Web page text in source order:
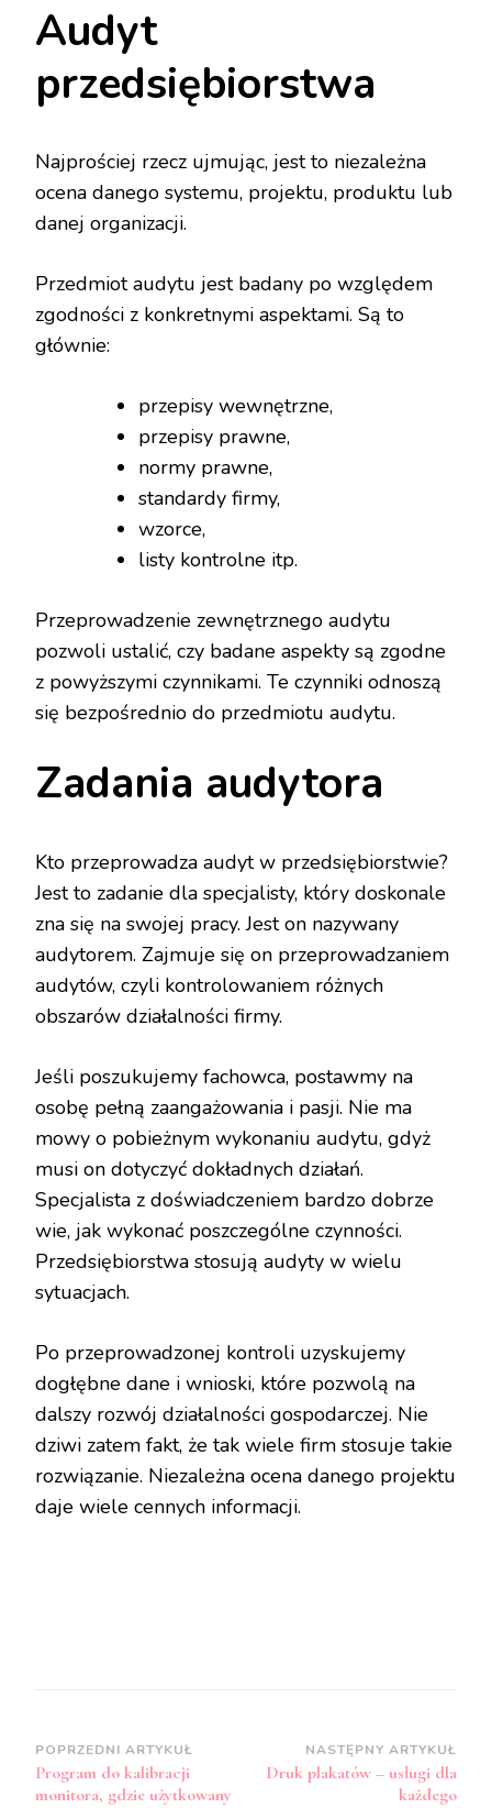
Audyt
przedsiębiorstwa
Najprościej rzecz ujmując, jest to niezależna
ocena danego systemu, projektu, produktu lub
danej organizacji.
Przedmiot audytu jest badany po względem
zgodności z konkretnymi aspektami. Są to
głównie:
przepisy wewnętrzne,
przepisy prawne,
normy prawne,
standardy firmy,
wzorce,
listy kontrolne itp.
Przeprowadzenie zewnętrznego audytu
pozwoli ustalić, czy badane aspekty są zgodne
z powyższymi czynnikami. Te czynniki odnoszą
się bezpośrednio do przedmiotu audytu.
Zadania audytora
Kto przeprowadza audyt w przedsiębiorstwie?
Jest to zadanie dla specjalisty, który doskonale
zna się na swojej pracy. Jest on nazywany
audytorem. Zajmuje się on przeprowadzaniem
audytów, czyli kontrolowaniem różnych
obszarów działalności firmy.
Jeśli poszukujemy fachowca, postawmy na
osobę pełną zaangażowania i pasji. Nie ma
mowy o pobieżnym wykonaniu audytu, gdyż
musi on dotyczyć dokładnych działań.
Specjalista z doświadczeniem bardzo dobrze
wie, jak wykonać poszczególne czynności.
Przedsiębiorstwa stosują audyty w wielu
sytuacjach.
Po przeprowadzonej kontroli uzyskujemy
dogłębne dane i wnioski, które pozwolą na
dalszy rozwój działalności gospodarczej. Nie
dziwi zatem fakt, że tak wiele firm stosuje takie
rozwiązanie. Niezależna ocena danego projektu
daje wiele cennych informacji.
Zobacz
wpisy
POPRZEDNI ARTYKUŁ
Program do kalibracji
monitora, gdzie użytkowany
NASTĘPNY ARTYKUŁ
Druk plakatów – usługi dla
każdego